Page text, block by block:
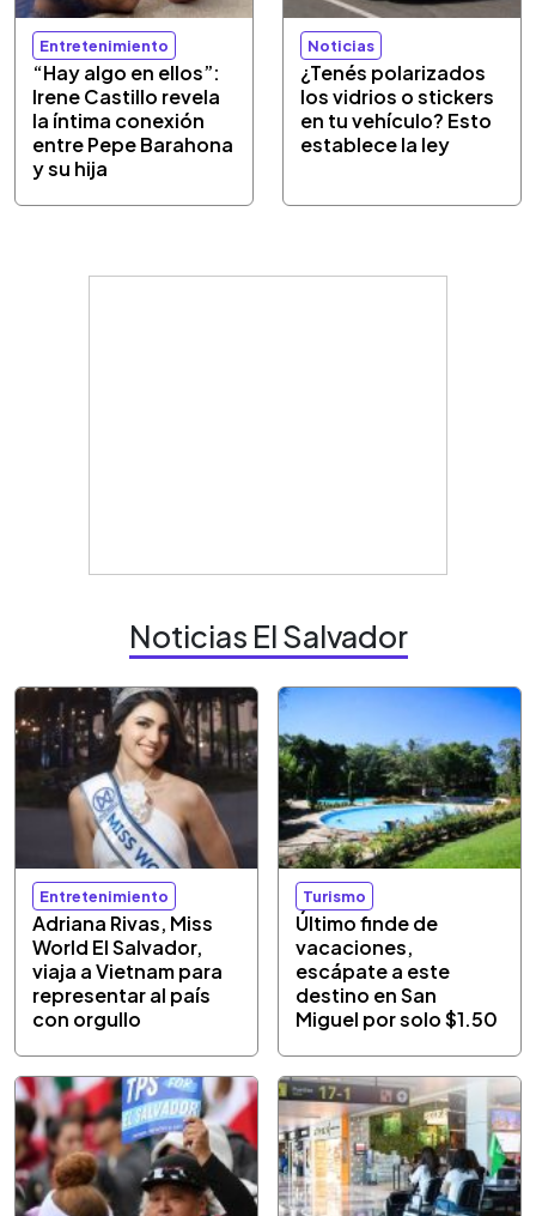
Entretenimiento
“Hay algo en ellos”:
Irene Castillo revela
la íntima conexión
entre Pepe Barahona
y su hija
Noticias
¿Tenés polarizados
los vidrios o stickers
en tu vehículo? Esto
establece la ley
Noticias El Salvador
Entretenimiento
Adriana Rivas, Miss
World El Salvador,
viaja a Vietnam para
representar al país
con orgullo
Turismo
Último finde de
vacaciones,
escápate a este
destino en San
Miguel por solo $1.50